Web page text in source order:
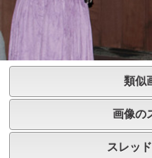
類似
画像の
スレッ